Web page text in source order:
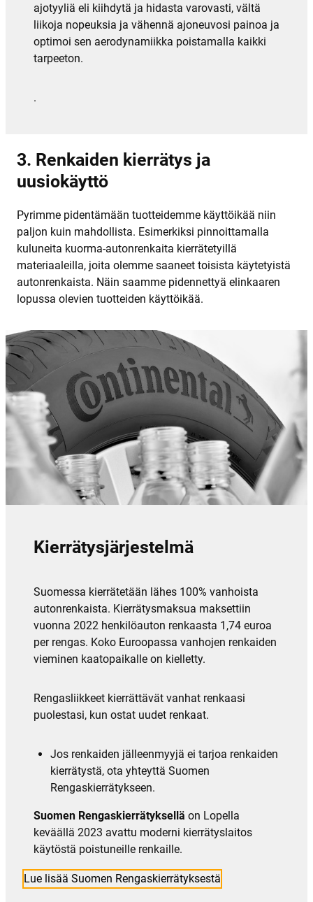
ajotyyliä eli kiihdytä ja hidasta varovasti, vältä
liikoja nopeuksia ja vähennä ajoneuvosi painoa ja
optimoi sen aerodynamiikka poistamalla kaikki
tarpeeton.
.
3. Renkaiden kierrätys ja
uusiokäyttö
Pyrimme pidentämään tuotteidemme käyttöikää niin
paljon kuin mahdollista. Esimerkiksi pinnoittamalla
kuluneita kuorma-autonrenkaita kierrätetyillä
materiaaleilla, joita olemme saaneet toisista käytetyistä
autonrenkaista. Näin saamme pidennettyä elinkaaren
lopussa olevien tuotteiden käyttöikää.
Kierrätysjärjestelmä
Suomessa kierrätetään lähes 100% vanhoista
autonrenkaista. Kierrätysmaksua maksettiin
vuonna 2022 henkilöauton renkaasta 1,74 euroa
per rengas. Koko Euroopassa vanhojen renkaiden
vieminen kaatopaikalle on kielletty.
Rengasliikkeet kierrättävät vanhat renkaasi
puolestasi, kun ostat uudet renkaat.
Jos renkaiden jälleenmyyjä ei tarjoa renkaiden
kierrätystä, ota yhteyttä Suomen
Rengaskierrätykseen.
Suomen Rengaskierrätyksellä on Lopella
keväällä 2023 avattu moderni kierrätyslaitos
käytöstä poistuneille renkaille.
Lue lisää Suomen Rengaskierrätyksestä